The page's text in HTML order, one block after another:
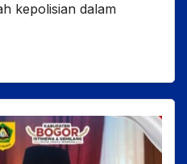
kepolisian dalam